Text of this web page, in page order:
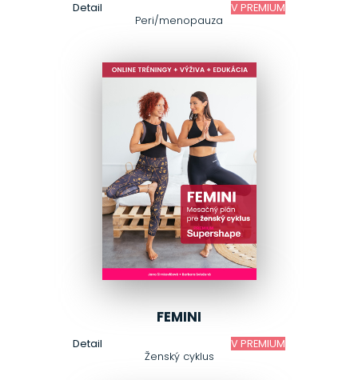
Peri/menopauza
Detail V PREMIUM
FEMINI
Ženský cyklus
Detail V PREMIUM